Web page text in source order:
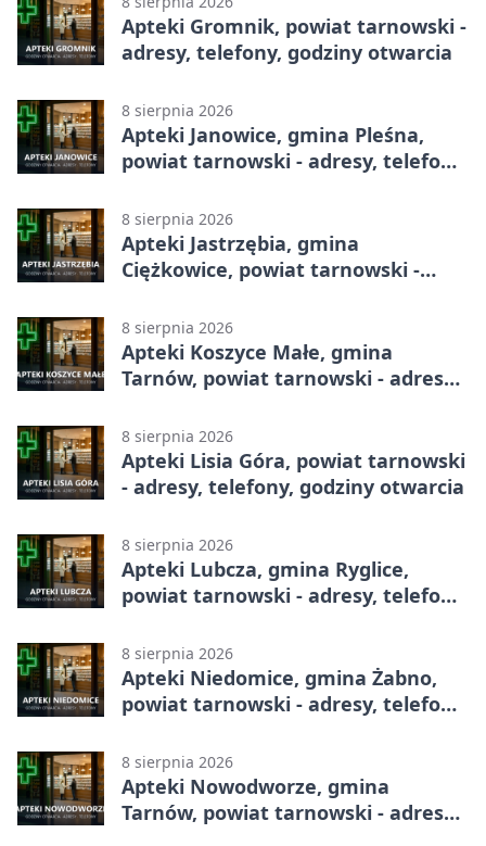
Apteki Gromnik, powiat tarnowski -
adresy, telefony, godziny otwarcia
8 sierpnia 2026
Apteki Janowice, gmina Pleśna,
powiat tarnowski - adresy, telefony,
8 sierpnia 2026
Apteki Jastrzębia, gmina
Ciężkowice, powiat tarnowski -
8 sierpnia 2026
Apteki Koszyce Małe, gmina
Tarnów, powiat tarnowski - adresy,
8 sierpnia 2026
Apteki Lisia Góra, powiat tarnowski
- adresy, telefony, godziny otwarcia
8 sierpnia 2026
Apteki Lubcza, gmina Ryglice,
powiat tarnowski - adresy, telefony,
8 sierpnia 2026
Apteki Niedomice, gmina Żabno,
powiat tarnowski - adresy, telefony,
8 sierpnia 2026
Apteki Nowodworze, gmina
Tarnów, powiat tarnowski - adresy,